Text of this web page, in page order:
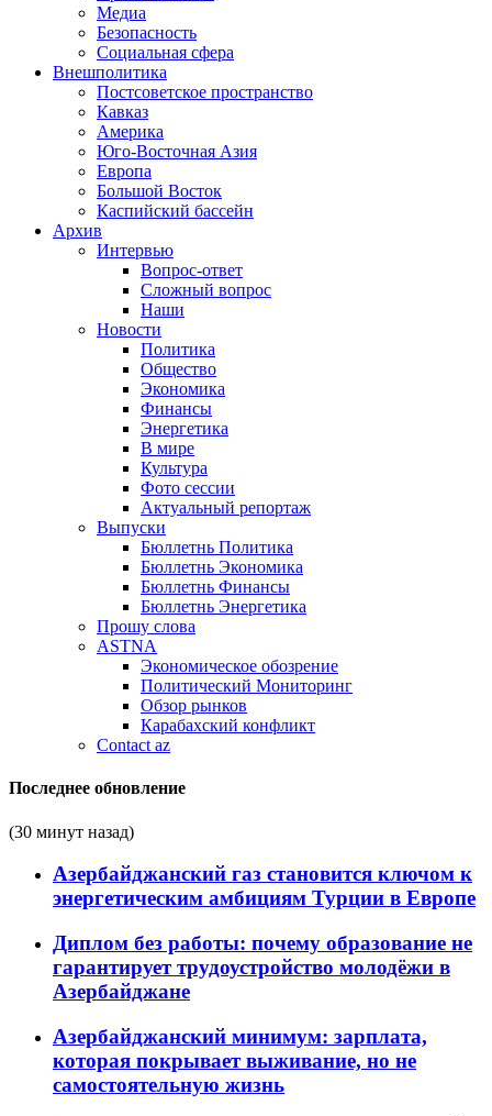
Медиа
Безопасность
Социальная сфера
Внешполитика
Постсоветское пространство
Кавказ
Америка
Юго-Восточная Азия
Европа
Большой Восток
Каспийский бассейн
Архив
Интервью
Вопрос-ответ
Сложный вопрос
Наши
Новости
Политика
Общество
Экономика
Финансы
Энергетика
В мире
Культура
Фото сессии
Актуальный репортаж
Выпуски
Бюллетнь Политика
Бюллетнь Экономика
Бюллетнь Финансы
Бюллетнь Энергетика
Прошу слова
ASTNA
Экономическое обозрение
Политический Мониторинг
Обзор рынков
Карабахский конфликт
Contact az
Последнее обновление
(30 минут назад)
Азербайджанский газ становится ключом к
энергетическим амбициям Турции в Европе
Диплом без работы: почему образование не
гарантирует трудоустройство молодёжи в
Азербайджане
Азербайджанский минимум: зарплата,
которая покрывает выживание, но не
самостоятельную жизнь